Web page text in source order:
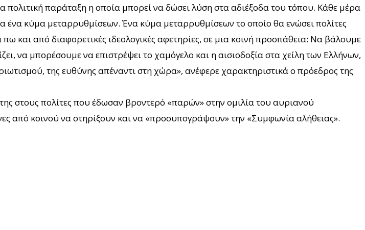
παράταξη η οποία μπορεί να δώσει λύση στα αδιέξοδα του τόπου. Κάθε μέρα
ένα κύμα μεταρρυθμίσεων. Ένα κύμα μεταρρυθμίσεων το οποίο θα ενώσει πολίτες
και από διαφορετικές ιδεολογικές αφετηρίες, σε μια κοινή προσπάθεια: Να βάλουμε
να μπορέσουμε να επιστρέψει το χαμόγελο και η αισιοδοξία στα χείλη των Ελλήνων,
της ευθύνης απέναντι στη χώρα», ανέφερε χαρακτηριστικά ο πρόεδρος της
στους πολίτες που έδωσαν βροντερό «παρών» στην ομιλία του αυριανού
από κοινού να στηρίξουν και να «προσυπογράψουν» την «Συμφωνία αλήθειας».